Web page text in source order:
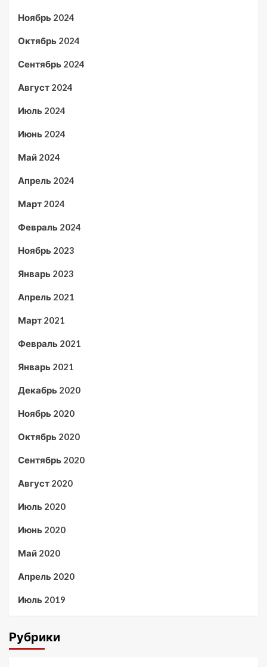
Ноябрь 2024
Октябрь 2024
Сентябрь 2024
Август 2024
Июль 2024
Июнь 2024
Май 2024
Апрель 2024
Март 2024
Февраль 2024
Ноябрь 2023
Январь 2023
Апрель 2021
Март 2021
Февраль 2021
Январь 2021
Декабрь 2020
Ноябрь 2020
Октябрь 2020
Сентябрь 2020
Август 2020
Июль 2020
Июнь 2020
Май 2020
Апрель 2020
Июль 2019
Рубрики